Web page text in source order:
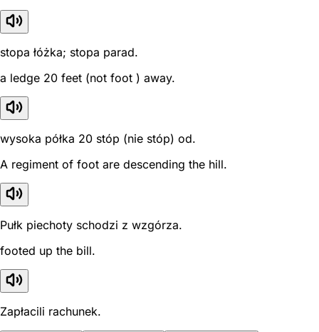
stopa łóżka; stopa parad.
a ledge 20 feet (not foot ) away.
wysoka półka 20 stóp (nie stóp) od.
A regiment of foot are descending the hill.
Pułk piechoty schodzi z wzgórza.
footed up the bill.
Zapłacili rachunek.